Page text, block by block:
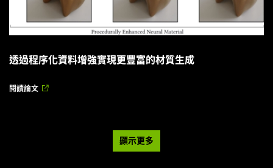
透過程序化資料增強實現更豐富的材質生成
閱讀論文
顯示更多